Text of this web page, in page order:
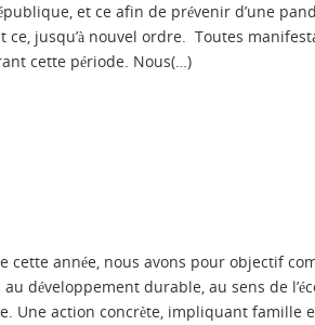
et ce afin de prévenir d’une
ce, jusqu’à nouvel ordre. Toutes
cette période. Nous(…)
cette année, nous avons pour objectif
développement durable, au sens de
Une action concrète, impliquant famille